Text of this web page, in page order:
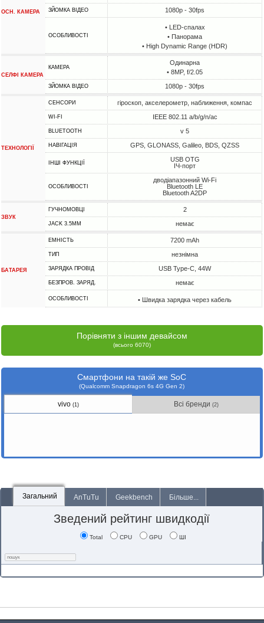
ОСН. КАМЕРА ЗЙОМКА ВІДЕО 1080p - 30fps
ОСОБЛИВОСТІ
• LED-спалах
• Панорама
• High Dynamic Range (HDR)
СЕЛФІ КАМЕРА
КАМЕРА
Одинарна
• 8MP, f/2.05
ЗЙОМКА ВІДЕО 1080p - 30fps
ТЕХНОЛОГІЇ
СЕНСОРИ гіроскоп, акселерометр, наближення, компас
WI-FI IEEE 802.11 a/b/g/n/ac
BLUETOOTH v 5
НАВІГАЦІЯ GPS, GLONASS, Galileo, BDS, QZSS
ІНШІ ФУНКЦІЇ
USB OTG
ІЧ-порт
ОСОБЛИВОСТІ
дводіапазонний Wi-Fi
Bluetooth LE
Bluetooth A2DP
ЗВУК
ГУЧНОМОВЦІ 2
JACK 3.5MM немає
БАТАРЕЯ
ЕМНІСТЬ 7200 mAh
ТИП незнімна
ЗАРЯДКА ПРОВІД USB Type-C, 44W
БЕЗПРОВ. ЗАРЯД. немає
ОСОБЛИВОСТІ • Швидка зарядка через кабель
Порівняти з іншим девайсом
(всього 6070)
Смартфони на такій же SoC
(Qualcomm Snapdragon 6s 4G Gen 2)
vivo (1) Всі бренди (2)
Загальний AnTuTu Geekbench Більше...
Зведений рейтинг швидкодії
Total CPU GPU ШІ